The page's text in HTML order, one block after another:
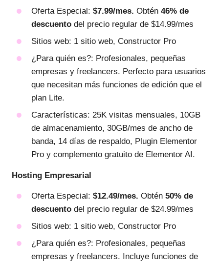
Oferta Especial: $7.99/mes. Obtén 46% de
descuento del precio regular de $14.99/mes
Sitios web: 1 sitio web, Constructor Pro
¿Para quién es?: Profesionales, pequeñas
empresas y freelancers. Perfecto para usuarios
que necesitan más funciones de edición que el
plan Lite.
Características: 25K visitas mensuales, 10GB
de almacenamiento, 30GB/mes de ancho de
banda, 14 días de respaldo, Plugin Elementor
Pro y complemento gratuito de Elementor AI.
Hosting Empresarial
Oferta Especial: $12.49/mes. Obtén 50% de
descuento del precio regular de $24.99/mes
Sitios web: 1 sitio web, Constructor Pro
¿Para quién es?: Profesionales, pequeñas
empresas y freelancers. Incluye funciones de